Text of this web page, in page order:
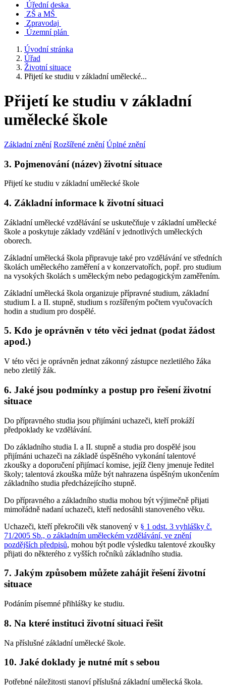
Úřední deska
ZŠ a MŠ
Zpravodaj
Územní plán
Úvodní stránka
Úřad
Životní situace
Přijetí ke studiu v základní umělecké...
Přijetí ke studiu v základní
umělecké škole
Základní znění Rozšířené znění Úplné znění
3. Pojmenování (název) životní situace
Přijetí ke studiu v základní umělecké škole
4. Základní informace k životní situaci
Základní umělecké vzdělávání se uskutečňuje v základní umělecké
škole a poskytuje základy vzdělání v jednotlivých uměleckých
oborech.
Základní umělecká škola připravuje také pro vzdělávání ve středních
školách uměleckého zaměření a v konzervatořích, popř. pro studium
na vysokých školách s uměleckým nebo pedagogickým zaměřením.
Základní umělecká škola organizuje přípravné studium, základní
studium I. a II. stupně, studium s rozšířeným počtem vyučovacích
hodin a studium pro dospělé.
5. Kdo je oprávněn v této věci jednat (podat žádost
apod.)
V této věci je oprávněn jednat zákonný zástupce nezletilého žáka
nebo zletilý žák.
6. Jaké jsou podmínky a postup pro řešení životní
situace
Do přípravného studia jsou přijímáni uchazeči, kteří prokáží
předpoklady ke vzdělávání.
Do základního studia I. a II. stupně a studia pro dospělé jsou
přijímáni uchazeči na základě úspěšného vykonání talentové
zkoušky a doporučení přijímací komise, jejíž členy jmenuje ředitel
školy; talentová zkouška může být nahrazena úspěšným ukončením
základního studia předcházejícího stupně.
Do přípravného a základního studia mohou být výjimečně přijati
mimořádně nadaní uchazeči, kteří nedosáhli stanoveného věku.
Uchazeči, kteří překročili věk stanovený v § 1 odst. 3 vyhlášky č.
71/2005 Sb., o základním uměleckém vzdělávání, ve znění
pozdějších předpisů, mohou být podle výsledku talentové zkoušky
přijati do některého z vyšších ročníků základního studia.
7. Jakým způsobem můžete zahájit řešení životní
situace
Podáním písemné přihlášky ke studiu.
8. Na které instituci životní situaci řešit
Na příslušné základní umělecké škole.
10. Jaké doklady je nutné mít s sebou
Potřebné náležitosti stanoví příslušná základní umělecká škola.